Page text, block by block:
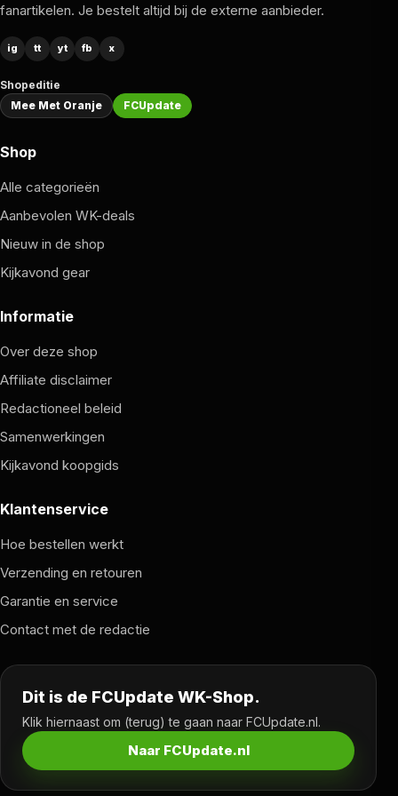
voetbalgame op groot scherm. Tizen geeft je toegang
Samsung TV Plus, je krijgt zeven jaar lang software-
batterijloze SolarCell-afstandsbediening maakt het
plaatje af. Klaar voor de aftrap, op het grootste scherm
fanartikelen. Je bestelt altijd bij de externe aanbieder.
ig tt yt fb x
Shopeditie
Mee Met Oranje
FCUpdate
Shop
Alle categorieën
Aanbevolen WK-deals
Nieuw in de shop
Kijkavond gear
Informatie
Over deze shop
Affiliate disclaimer
Redactioneel beleid
Samenwerkingen
Kijkavond koopgids
Klantenservice
Hoe bestellen werkt
Verzending en retouren
Garantie en service
Contact met de redactie
Dit is de FCUpdate WK-Shop.
Klik hiernaast om (terug) te gaan naar FCUpdate.nl.
Naar FCUpdate.nl